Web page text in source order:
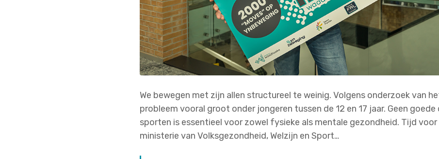
We bewegen met zijn allen structureel te weinig. Volgens onderzoek van
probleem vooral groot onder jongeren tussen de 12 en 17 jaar. Geen
sporten is essentieel voor zowel fysieke als mentale gezondheid. Tijd
ministerie van Volksgezondheid, Welzijn en Sport…